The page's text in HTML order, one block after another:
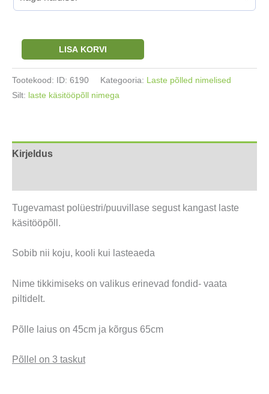
käsitööpõll
valge
nimeline
10a)
LISA KORVI
Tootekood: ID: 6190 Kategooria: Laste põlled nimelised
Silt: laste käsitööpõll nimega
Kirjeldus
Tugevamast polüestri/puuvillase segust kangast laste
käsitööpõll.
Sobib nii koju, kooli kui lasteaeda
Nime tikkimiseks on valikus erinevad fondid- vaata
piltidelt.
Põlle laius on 45cm ja kõrgus 65cm
Põllel on 3 taskut